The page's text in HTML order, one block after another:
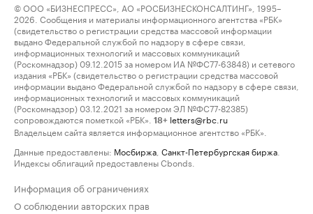
© ООО «БИЗНЕСПРЕСС», АО «РОСБИЗНЕСКОНСАЛТИНГ», 1995–
2026. Сообщения и материалы информационного агентства «РБК»
(свидетельство о регистрации средства массовой информации
выдано Федеральной службой по надзору в сфере связи,
информационных технологий и массовых коммуникаций
(Роскомнадзор) 09.12.2015 за номером ИА №ФС77-63848) и сетевого
издания «РБК» (свидетельство о регистрации средства массовой
информации выдано Федеральной службой по надзору в сфере связи,
информационных технологий и массовых коммуникаций
(Роскомнадзор) 03.12.2021 за номером ЭЛ №ФС77-82385)
сопровождаются пометкой «РБК».
18+ letters@rbc.ru
Владельцем сайта является информационное агентство «РБК».
Данные предоставлены: Мосбиржа Санкт-Петербургская биржа
Индексы облигаций предоставлены Cbonds.
Информация об ограничениях
О соблюдении авторских прав